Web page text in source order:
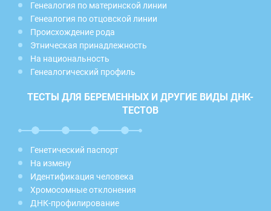
Генеалогия по материнской линии
Генеалогия по отцовской линии
Происхождение рода
Этническая принадлежность
На национальность
Генеалогический профиль
ТЕСТЫ ДЛЯ БЕРЕМЕННЫХ И ДРУГИЕ ВИДЫ ДНК-
ТЕСТОВ
Генетический паспорт
На измену
Идентификация человека
Хромосомные отклонения
ДНК-профилирование